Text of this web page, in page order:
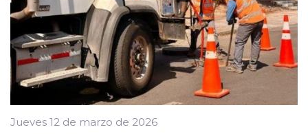
Jueves 12 de marzo de 2026